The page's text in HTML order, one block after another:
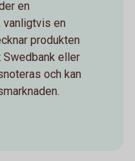
en
vanligtvis en
produkten
eller
och kan